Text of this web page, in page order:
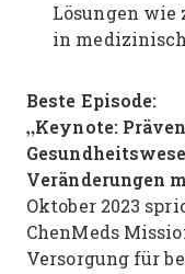
Lösungen wie
in
Beste Episode:
„Keynote:
Veränderungen
Oktober 2023
ChenMeds
Versorgung für